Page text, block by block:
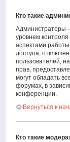
Кто такие
Администраторы
уровнем
аспектами
доступа,
пользователей,
прав,
могут обладать
форумах, в
конференции.
Вернуться к
Кто такие